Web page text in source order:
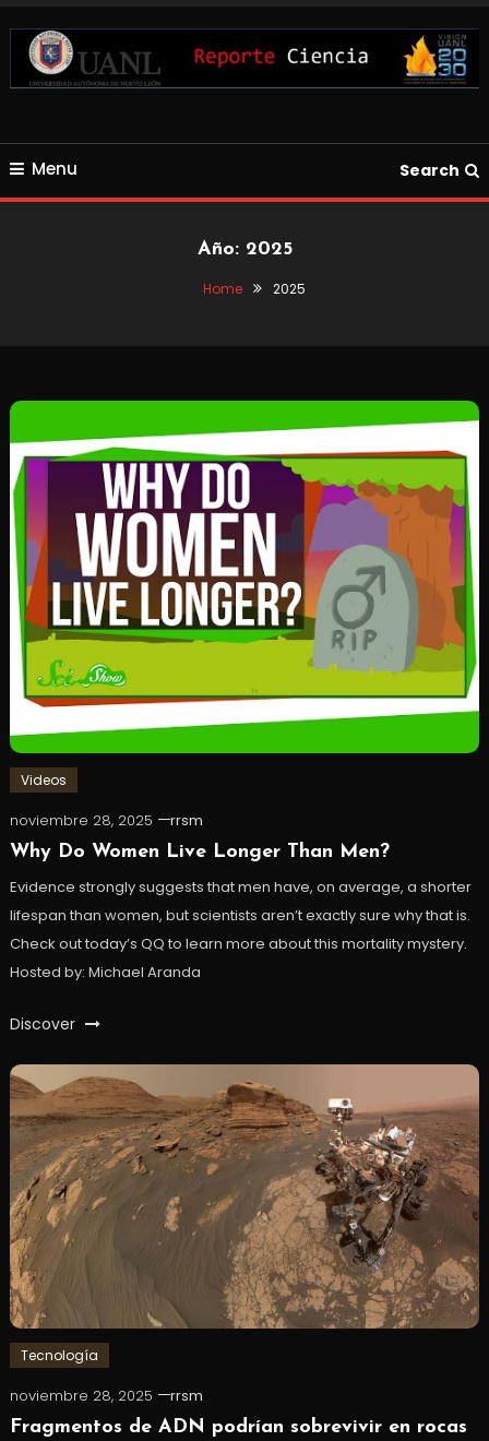
Content
Menu Search
Año: 2025
Home 2025
Videos
noviembre 28, 2025
rrsm
Why Do Women Live Longer Than Men?
Evidence strongly suggests that men have, on average, a shorter
lifespan than women, but scientists aren’t exactly sure why that is.
Check out today’s QQ to learn more about this mortality mystery.
Hosted by: Michael Aranda
Discover
Tecnología
noviembre 28, 2025
rrsm
Fragmentos de ADN podrían sobrevivir en rocas